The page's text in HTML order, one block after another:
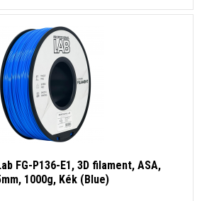
FG-P136-E1, 3D filament, ASA,
1000g, Kék (Blue)